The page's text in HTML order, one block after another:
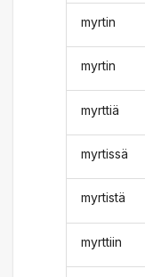
myrtin
myrtin
myrttiä
myrtissä
myrtistä
myrttiin